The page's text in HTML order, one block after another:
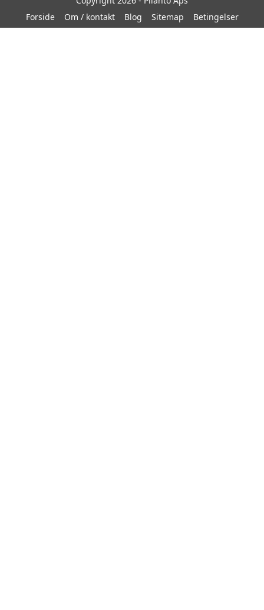
Forside
Om / kontakt Blog Sitemap Betingelser